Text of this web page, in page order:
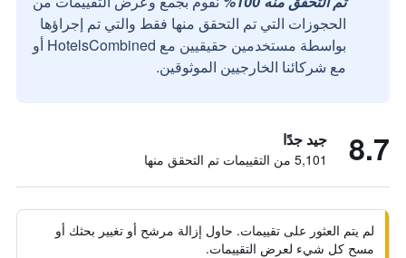
الحجوزات التي تم التحقق منها فقط والتي تم إجراؤها
بواسطة مستخدمين حقيقيين مع HotelsCombined أو
مع شركائنا الخارجيين الموثوقين.
8.7 جيد جدًا
5,101 من التقييمات تم التحقق منها
لم يتم العثور على تقييمات. حاول إزالة مرشح أو تغيير بحثك أو
مسح كل شيء لعرض التقييمات.